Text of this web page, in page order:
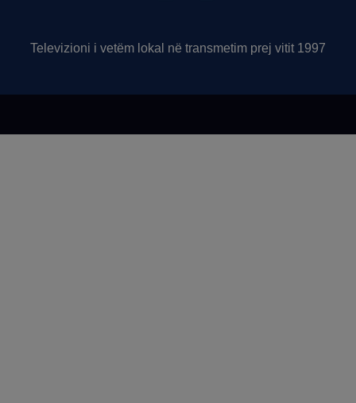
Televizioni i vetëm lokal në transmetim prej vitit 1997